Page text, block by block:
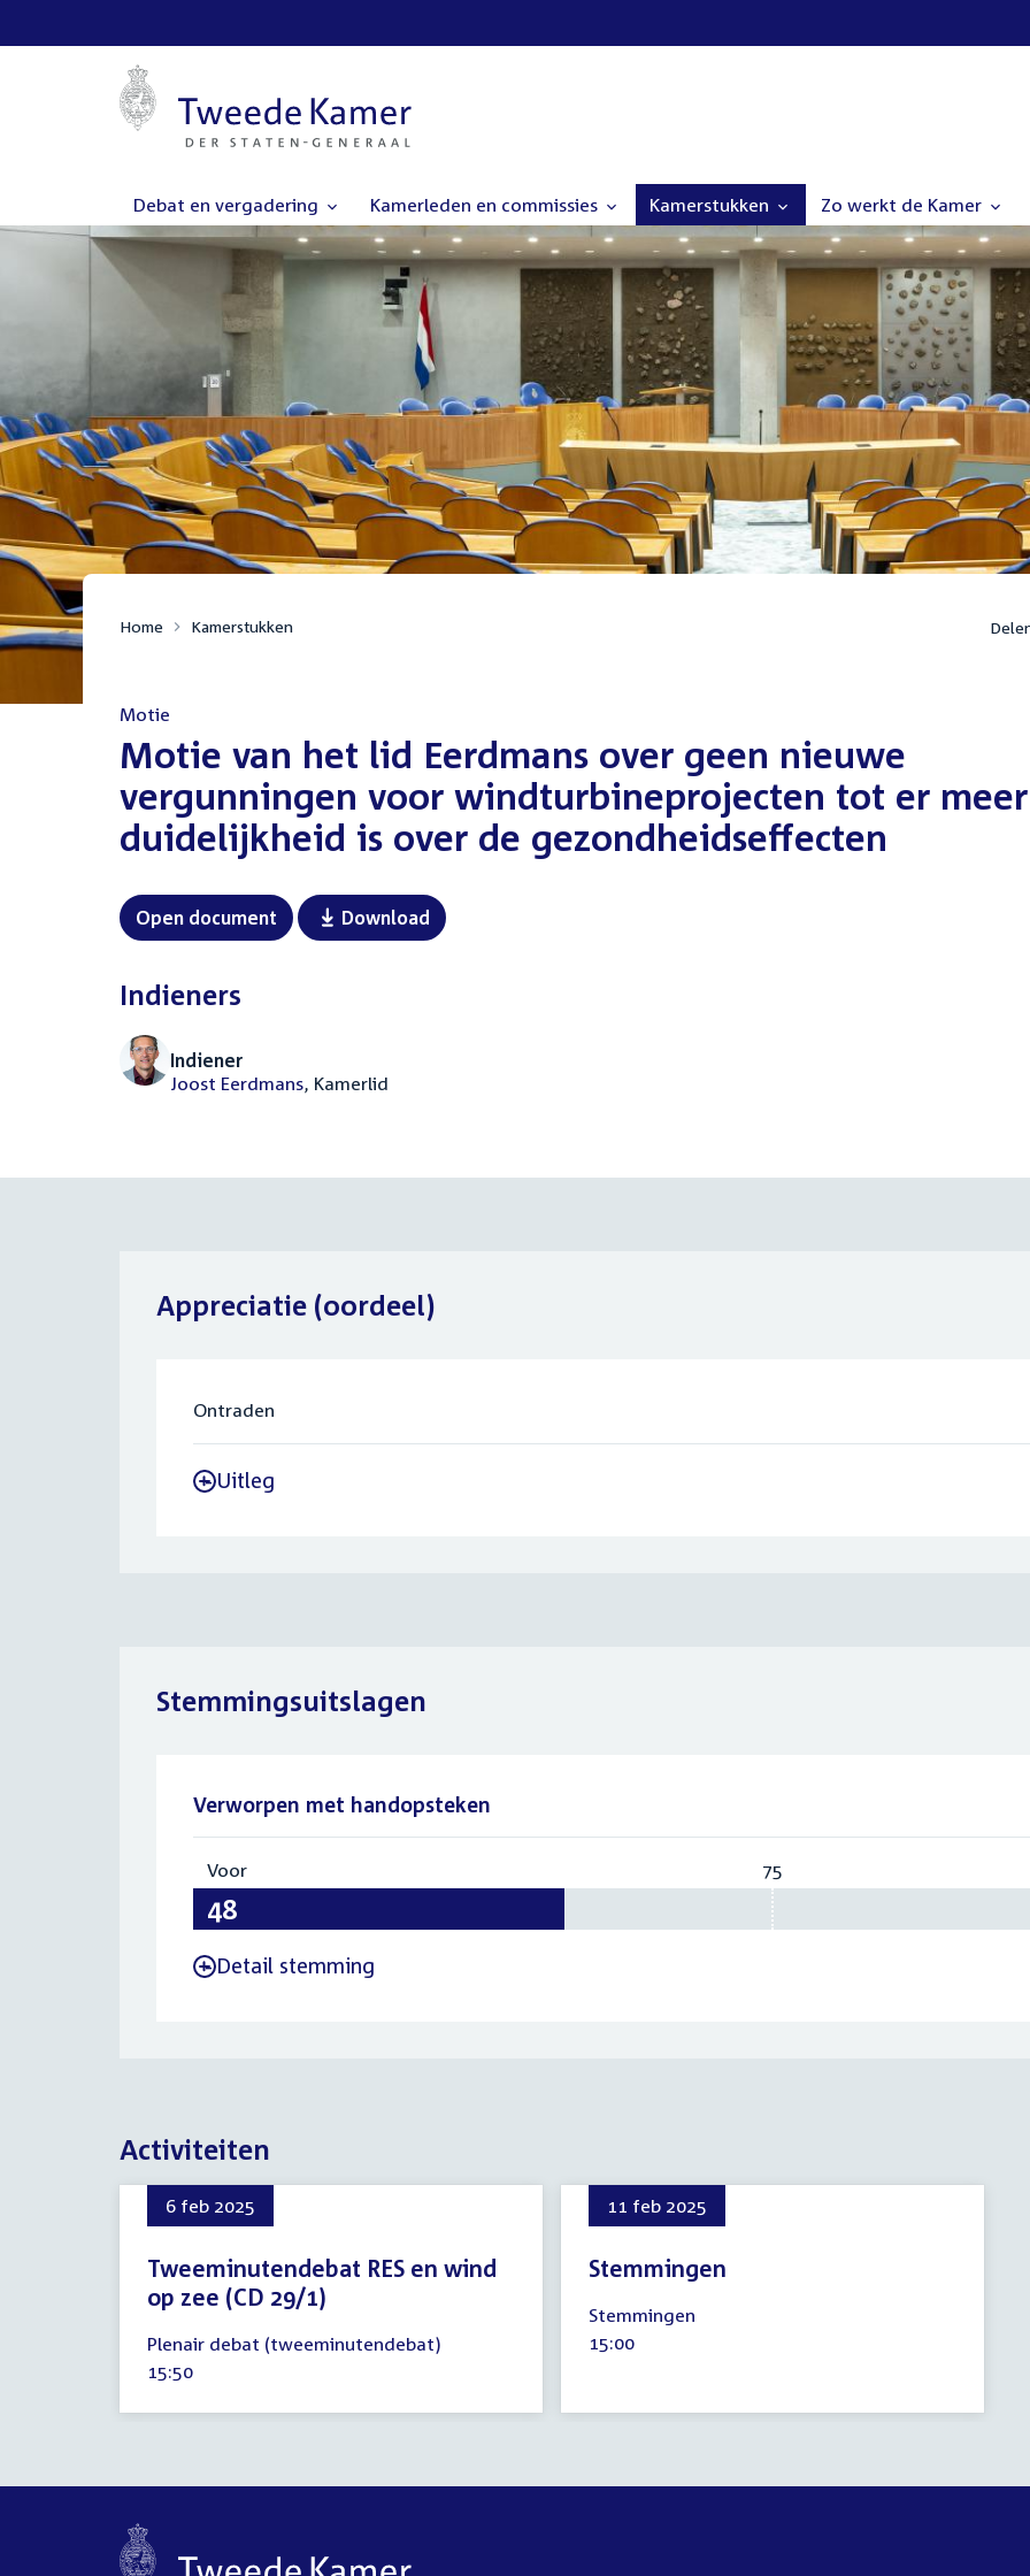
Debat en vergadering Kamerleden en commissies Kamerstukken Zo werkt de Kamer
Home Kamerstukken
Motie
:Motie van het lid Eerdmans over geen nieuwe
vergunningen voor windturbineprojecten tot er meer
duidelijkheid is over de gezondheidseffecten
Open document Download
Indieners
Indiener
Joost Eerdmans, Kamerlid
Appreciatie (oordeel)
Ontraden
- Uitleg
Stemmingsuitslagen
Verworpen met handopsteken
Voor 75
- Detail stemming
Activiteiten
6 feb 2025
Tweeminutendebat RES en wind
op zee (CD 29/1)
februari
2025
Plenair debat (tweeminutendebat)
Tijd
15:50
11 feb 2025
Stemmingen
februari
2025
Stemmingen
Tijd
15:00